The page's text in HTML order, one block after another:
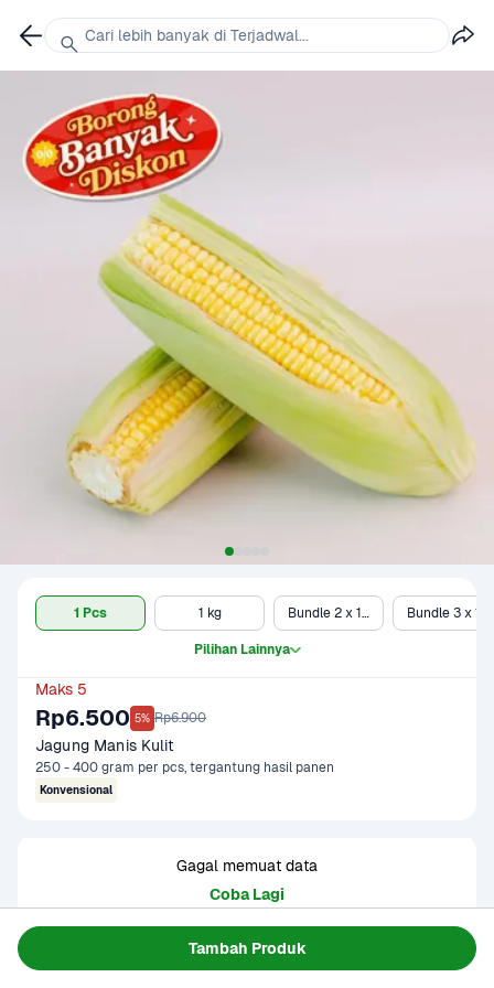
Tambah Produk
1 Pcs 1 kg Bundle 2 x 1 kg
Pilihan Lainnya
Maks 5
Rp6.500 5% Rp6.900
Jagung Manis Kulit
250 - 400 gram per pcs, tergantung hasil panen
Konvensional
Gagal memuat data
Coba Lagi
Informasi Produk
Cari lebih banyak di Terjadwal...